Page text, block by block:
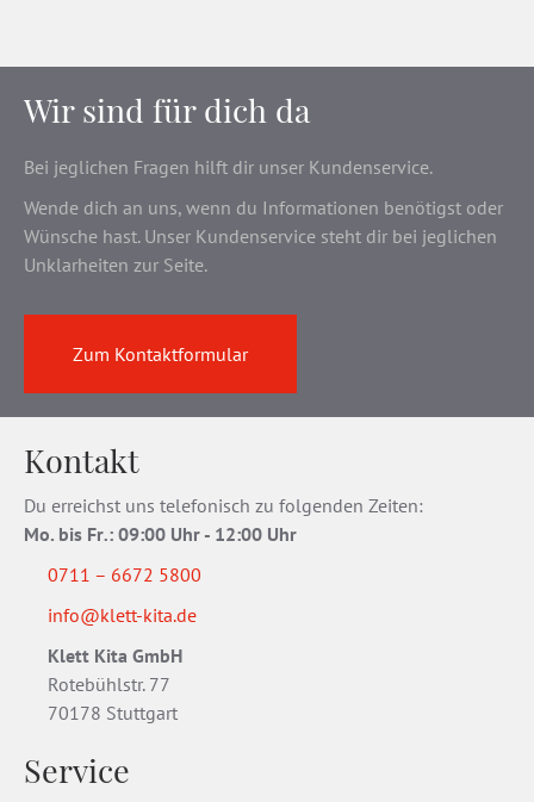
Wir sind für dich da
Bei jeglichen Fragen hilft dir unser Kundenservice.
Wende dich an uns, wenn du Informationen benötigst oder
Wünsche hast. Unser Kundenservice steht dir bei jeglichen
Unklarheiten zur Seite.
Zum Kontaktformular
Kontakt
Du erreichst uns telefonisch zu folgenden Zeiten:
Mo. bis Fr.: 09:00 Uhr - 12:00 Uhr
0711 – 6672 5800
info@klett-kita.de
Klett Kita GmbH
Rotebühlstr. 77
70178 Stuttgart
Service